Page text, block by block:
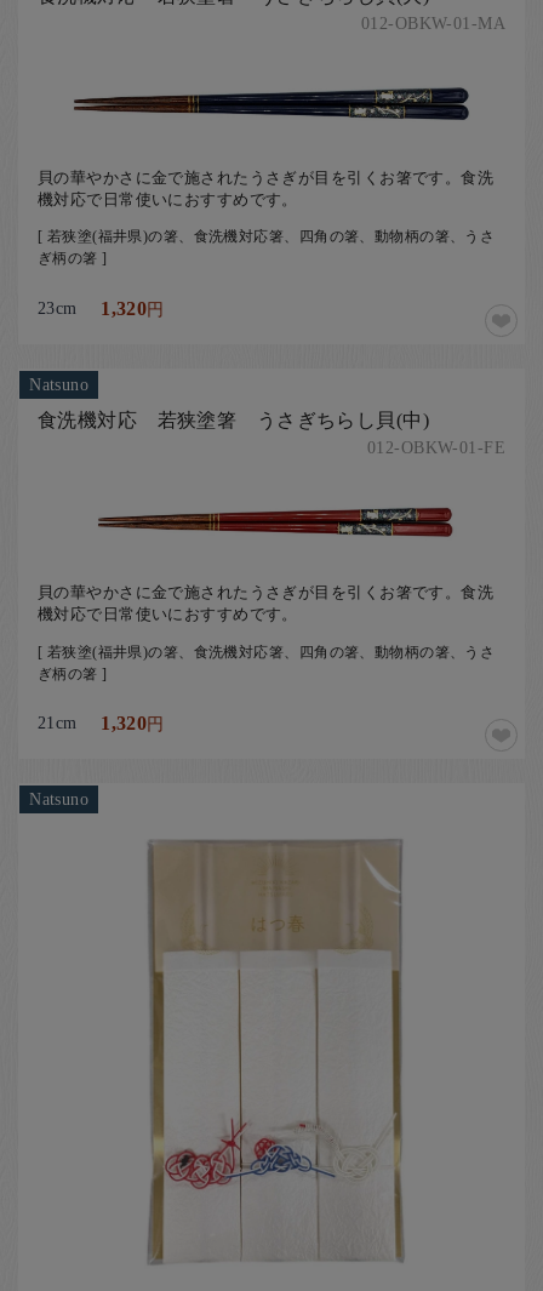
012-OBKW-01-MA
貝の華やかさに金で施されたうさぎが目を引くお箸です。食洗
機対応で日常使いにおすすめです。
[ 若狭塗(福井県)の箸、食洗機対応箸、四角の箸、動物柄の箸、うさ
ぎ柄の箸 ]
23cm 1,320円
Natsuno
食洗機対応 若狭塗箸 うさぎちらし貝(中)
012-OBKW-01-FE
貝の華やかさに金で施されたうさぎが目を引くお箸です。食洗
機対応で日常使いにおすすめです。
[ 若狭塗(福井県)の箸、食洗機対応箸、四角の箸、動物柄の箸、うさ
ぎ柄の箸 ]
21cm 1,320円
Natsuno